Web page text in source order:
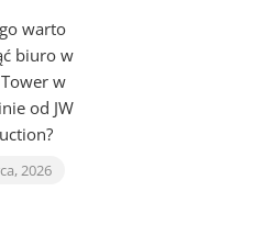
warto
biuro w
w
od JW
2026